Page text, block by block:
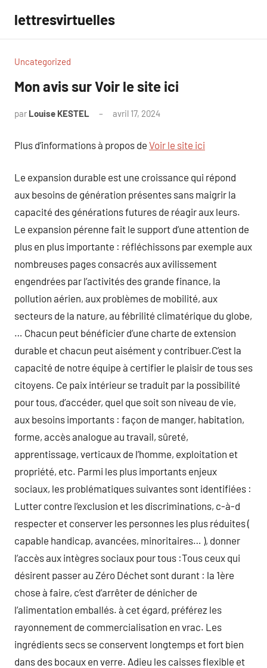
contenu
lettresvirtuelles
Uncategorized
Mon avis sur Voir le site ici
par Louise KESTEL avril 17, 2024
Plus d’informations à propos de Voir le site ici
Le expansion durable est une croissance qui répond
aux besoins de génération présentes sans maigrir la
capacité des générations futures de réagir aux leurs.
Le expansion pérenne fait le support d’une attention de
plus en plus importante : réfléchissons par exemple aux
nombreuses pages consacrés aux avilissement
engendrées par l’activités des grande finance, la
pollution aérien, aux problèmes de mobilité, aux
secteurs de la nature, au fébrilité climatérique du globe,
… Chacun peut bénéficier d’une charte de extension
durable et chacun peut aisément y contribuer.C’est la
capacité de notre équipe à certifier le plaisir de tous ses
citoyens. Ce paix intérieur se traduit par la possibilité
pour tous, d’accéder, quel que soit son niveau de vie,
aux besoins importants : façon de manger, habitation,
forme, accès analogue au travail, sûreté,
apprentissage, verticaux de l’homme, exploitation et
propriété, etc. Parmi les plus importants enjeux
sociaux, les problématiques suivantes sont identifiées :
Lutter contre l’exclusion et les discriminations, c-à-d
respecter et conserver les personnes les plus réduites (
capable handicap, avancées, minoritaires… ), donner
l’accès aux intègres sociaux pour tous :Tous ceux qui
désirent passer au Zéro Déchet sont durant : la 1ère
chose à faire, c’est d’arrêter de dénicher de
l’alimentation emballés. à cet égard, préférez les
rayonnement de commercialisation en vrac. Les
ingrédients secs se conservent longtemps et fort bien
dans des bocaux en verre. Adieu les caisses flexible et